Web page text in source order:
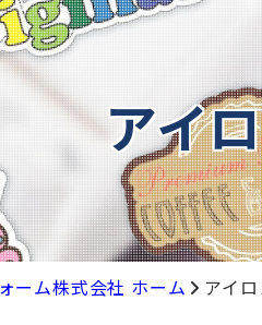
アイ
ーム株式会社 ホーム アイ